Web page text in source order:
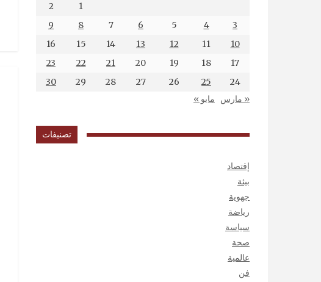
1
2
3
4
5
6
7
8
9
10
11
12
13
14
15
16
17
18
19
20
21
22
23
24
25
26
27
28
29
30
« مارس
مايو »
تصنيفات
إقتصاد
بيئة
جهوية
رياضة
سياسة
صحة
عالمية
فن